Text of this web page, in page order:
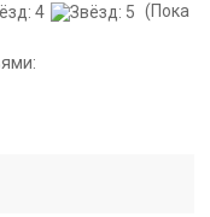
(Пока